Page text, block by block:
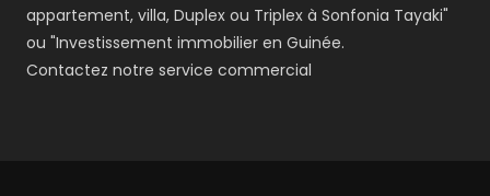
appartement, villa, Duplex ou Triplex à Sonfonia Tayaki"
ou "Investissement immobilier en Guinée.
Contactez notre service commercial